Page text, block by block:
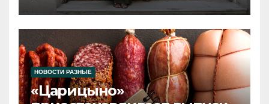
НОВОСТИ РАЗНЫЕ
«Царицыно»